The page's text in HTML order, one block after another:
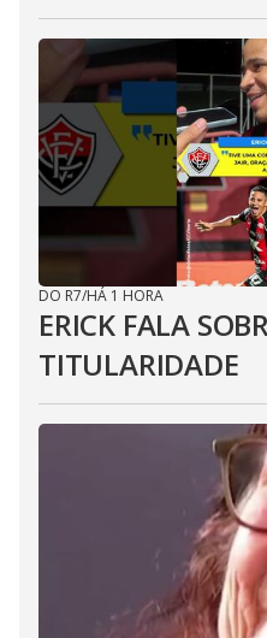
DO R7/HÁ 1 HORA
ERICK FALA
TITULARIDADE